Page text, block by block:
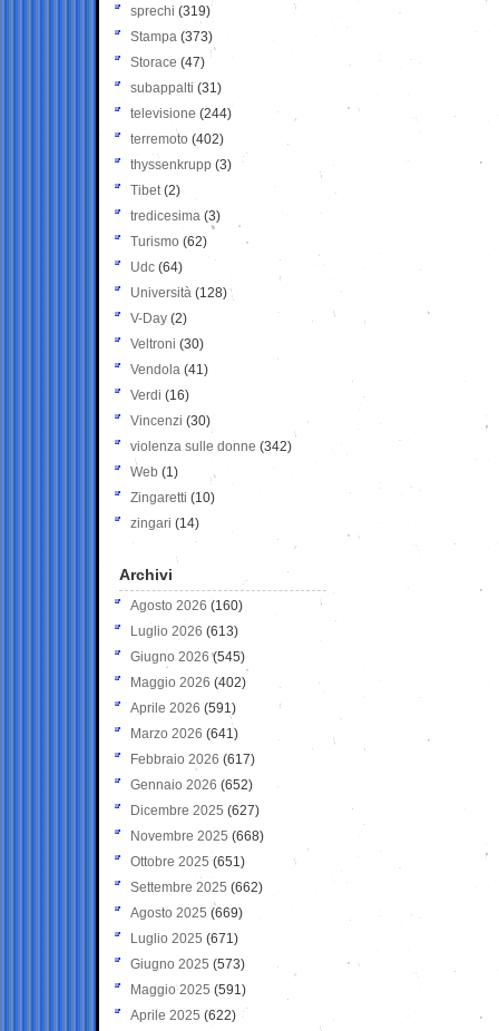
sprechi (319)
Stampa (373)
Storace (47)
subappalti (31)
televisione(244)
terremoto (402)
thyssenkrupp (3)
Tibet(2)
tredicesima (3)
Turismo (62)
Udc (64)
Università (128)
V-Day (2)
Veltroni (30)
Vendola (41)
Verdi (16)
Vincenzi (30)
violenza sulle donne (342)
Web (1)
Zingaretti (10)
zingari (14)
Archivi
Agosto 2026 (160)
Luglio 2026 (613)
Giugno 2026 (545)
Maggio 2026 (402)
Aprile 2026 (591)
Marzo 2026 (641)
Febbraio 2026 (617)
Gennaio 2026 (652)
Dicembre 2025 (627)
Novembre 2025 (668)
Ottobre 2025 (651)
Settembre 2025 (662)
Agosto 2025 (669)
Luglio 2025 (671)
Giugno 2025 (573)
Maggio 2025 (591)
Aprile 2025 (622)